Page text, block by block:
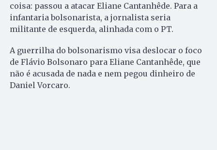
coisa: passou a atacar Eliane Cantanhêde. Para a
infantaria bolsonarista, a jornalista seria
militante de esquerda, alinhada com o PT.
A guerrilha do bolsonarismo visa deslocar o foco
de Flávio Bolsonaro para Eliane Cantanhêde, que
não é acusada de nada e nem pegou dinheiro de
Daniel Vorcaro.